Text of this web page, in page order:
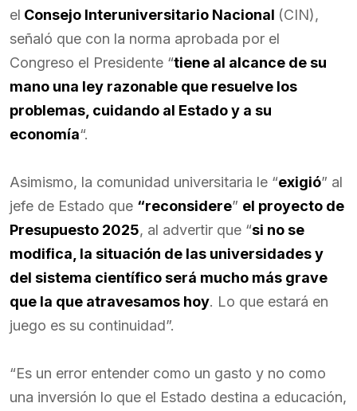
el Consejo Interuniversitario Nacional (CIN),
señaló que con la norma aprobada por el
Congreso el Presidente “tiene al alcance de su
mano una ley razonable que resuelve los
problemas, cuidando al Estado y a su
economía“.
Asimismo, la comunidad universitaria le “exigió” al
jefe de Estado que “reconsidere” el proyecto de
Presupuesto 2025, al advertir que “si no se
modifica, la situación de las universidades y
del sistema científico será mucho más grave
que la que atravesamos hoy. Lo que estará en
juego es su continuidad”.
“Es un error entender como un gasto y no como
una inversión lo que el Estado destina a educación,